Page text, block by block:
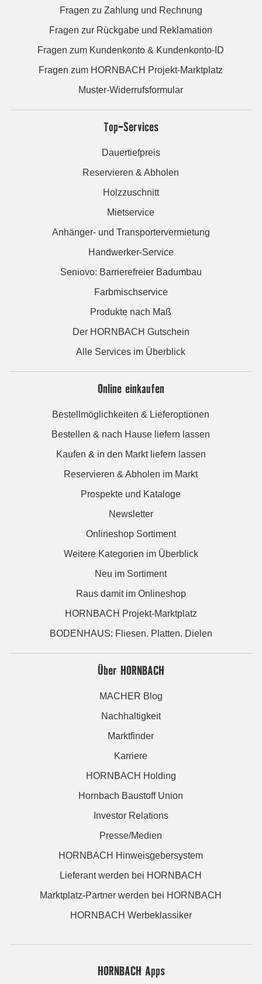
Fragen zu Zahlung und Rechnung
Fragen zur Rückgabe und Reklamation
Fragen zum Kundenkonto & Kundenkonto-ID
Fragen zum HORNBACH Projekt-Marktplatz
Muster-Widerrufsformular
Top-Services
Dauertiefpreis
Reservieren & Abholen
Holzzuschnitt
Mietservice
Anhänger- und Transportervermietung
Handwerker-Service
Seniovo: Barrierefreier Badumbau
Farbmischservice
Produkte nach Maß
Der HORNBACH Gutschein
Alle Services im Überblick
Online einkaufen
Bestellmöglichkeiten & Lieferoptionen
Bestellen & nach Hause liefern lassen
Kaufen & in den Markt liefern lassen
Reservieren & Abholen im Markt
Prospekte und Kataloge
Newsletter
Onlineshop Sortiment
Weitere Kategorien im Überblick
Neu im Sortiment
Raus damit im Onlineshop
HORNBACH Projekt-Marktplatz
BODENHAUS: Fliesen. Platten. Dielen
Über HORNBACH
MACHER Blog
Nachhaltigkeit
Marktfinder
Karriere
HORNBACH Holding
Hornbach Baustoff Union
Investor Relations
Presse/Medien
HORNBACH Hinweisgebersystem
Lieferant werden bei HORNBACH
Marktplatz-Partner werden bei HORNBACH
HORNBACH Werbeklassiker
HORNBACH Apps